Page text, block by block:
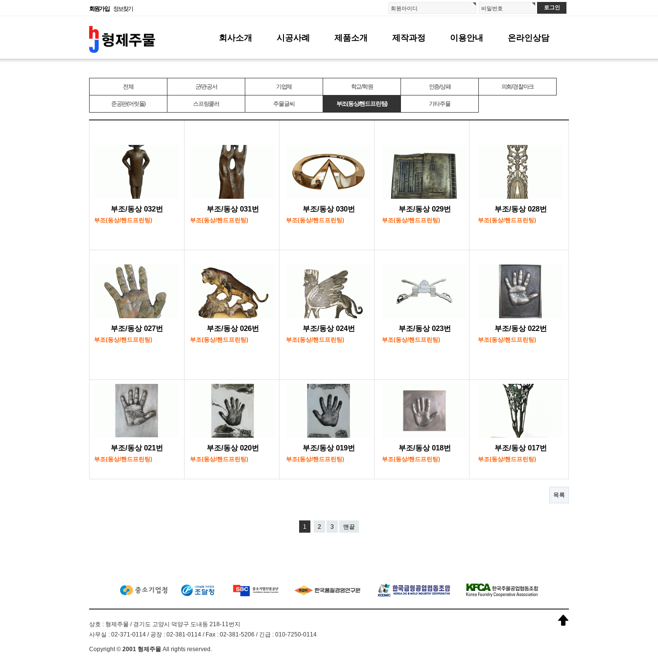
회원가입 정보찾기 회원아이디 비밀번호
회사소개 시공사례 제품소개 제작과정 이용안내 온라인상담
전체 군/관공서 기업체 학교/학원 인증/상패 의회/경찰마크
준공판(머릿돌) 스프링쿨러 주물글씨 부조(동상/핸드프린팅) 기타주물
부조/동상 032번
부조(동상/핸드프린팅)
부조/동상 031번
부조(동상/핸드프린팅)
부조/동상 030번
부조(동상/핸드프린팅)
부조/동상 029번
부조(동상/핸드프린팅)
부조/동상 028번
부조(동상/핸드프린팅)
부조/동상 027번
부조(동상/핸드프린팅)
부조/동상 026번
부조(동상/핸드프린팅)
부조/동상 024번
부조(동상/핸드프린팅)
부조/동상 023번
부조(동상/핸드프린팅)
부조/동상 022번
부조(동상/핸드프린팅)
부조/동상 021번
부조(동상/핸드프린팅)
부조/동상 020번
부조(동상/핸드프린팅)
부조/동상 019번
부조(동상/핸드프린팅)
부조/동상 018번
부조(동상/핸드프린팅)
부조/동상 017번
부조(동상/핸드프린팅)
목록
1 2 3 맨끝
상호 : 형제주물 / 경기도 고양시 덕양구 도내동 218-11번지
사무실 : 02-371-0114 / 공장 : 02-381-0114 / Fax : 02-381-5206 / 긴급 : 010-7250-0114
Copyright © 2001 형제주물 All rights reserved.